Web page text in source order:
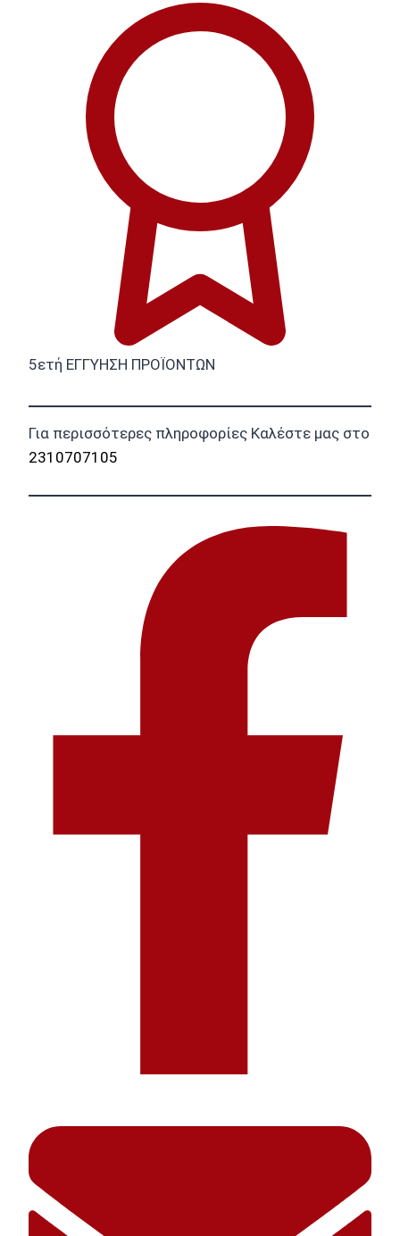
5ετή ΕΓΓΥΗΣΗ ΠΡΟΪΟΝΤΩΝ
Για περισσότερες πληροφορίες Καλέστε μας στο
2310707105